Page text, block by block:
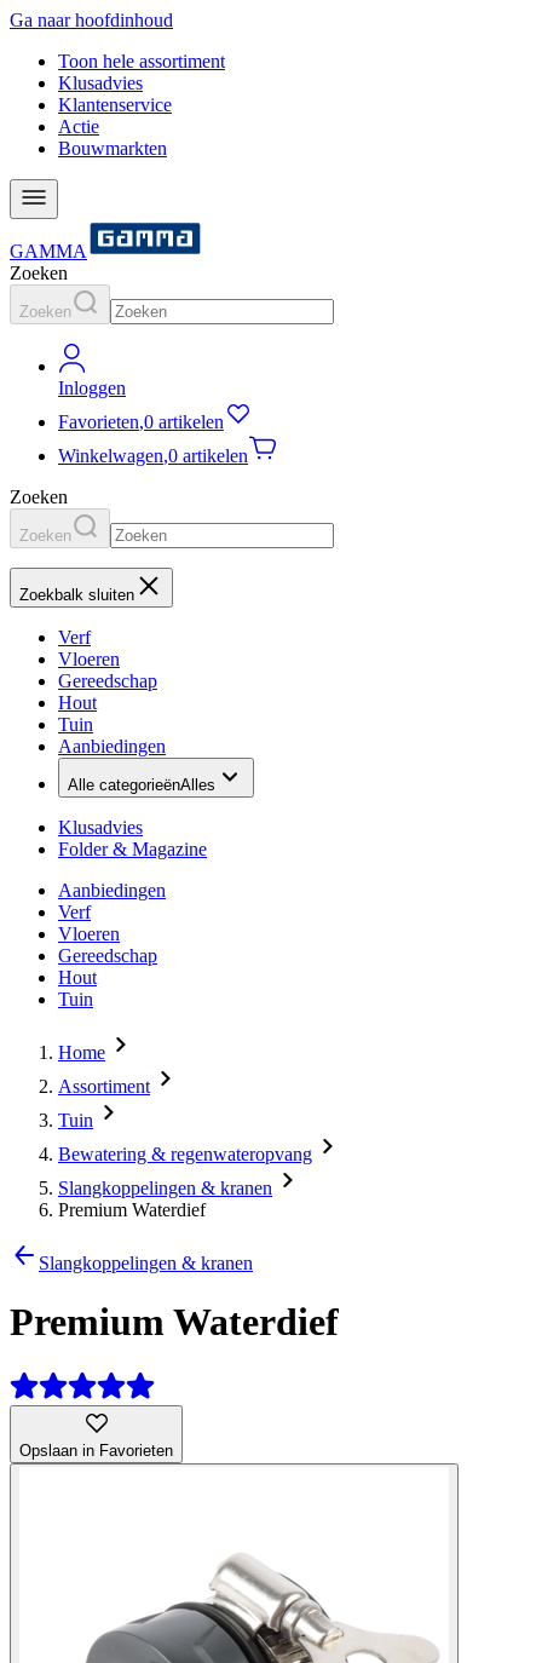
Ga naar hoofdinhoud
Toon hele assortiment
Klusadvies
Klantenservice
Actie
Bouwmarkten
GAMMA
Zoeken
Zoeken
Inloggen
Favorieten,0 artikelen
Winkelwagen,0 artikelen
Zoeken
Zoeken
Zoekbalk sluiten
Verf
Vloeren
Gereedschap
Hout
Tuin
Aanbiedingen
Alle categorieënAlles
Klusadvies
Folder & Magazine
Aanbiedingen
Verf
Vloeren
Gereedschap
Hout
Tuin
Home
Assortiment
Tuin
Bewatering & regenwateropvang
Slangkoppelingen & kranen
Premium Waterdief
Slangkoppelingen & kranen
Premium Waterdief
Opslaan in Favorieten